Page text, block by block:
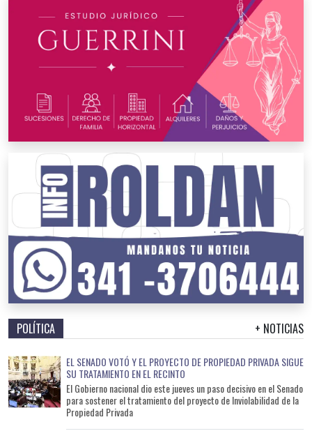
POLÍTICA + NOTICIAS
EL SENADO VOTÓ Y EL PROYECTO DE PROPIEDAD PRIVADA SIGUE
SU TRATAMIENTO EN EL RECINTO
El Gobierno nacional dio este jueves un paso decisivo en el Senado
para sostener el tratamiento del proyecto de Inviolabilidad de la
Propiedad Privada